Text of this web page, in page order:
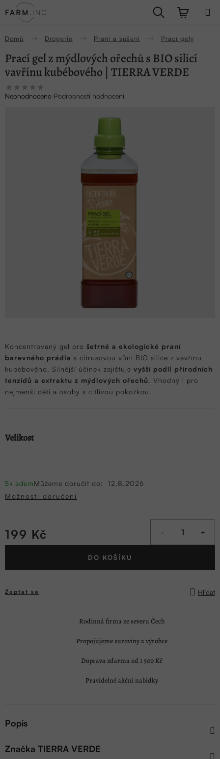
na
Hledat
Domů Drogerie Praní a sušení Prací gely
Koncentrovaný gel pro šetrné a ekologické praní
barevného prádla s citrusovou vůní BIO silice z vavřínu
kubébového. Silnější účinek zajišťuje vyšší podíl přírodních
tenzidů a extraktu z mýdlových ořechů. Vhodný i pro
nejmenší děti a osoby s citlivou pokožkou.
Velikost
SklademMůžeme doručit do:
12.8.2026
Možnosti doručení
199 Kč
Měrná
DO KOŠÍKU
Zeptat se Hlídat
Prací gel z mýdlových ořechů s BIO silicí
vavřínu kubébového | TIERRA VERDE
Průměrné
hodnocení
Neohodnoceno Podrobnosti hodnocení
Rodinná firma ze severu Čech
Propojujeme suroviny a výrobce
Doprava zdarma od 1 500 Kč
Pravidelné akční nabídky
Popis
Značka TIERRA VERDE